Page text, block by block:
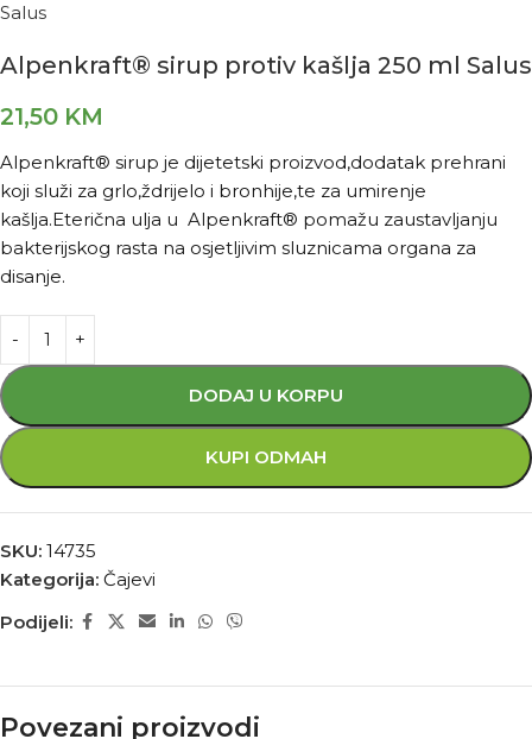
Salus
Alpenkraft® sirup protiv kašlja 250 ml Salus
21,50 KM
Alpenkraft® sirup je dijetetski proizvod,dodatak prehrani
koji služi za grlo,ždrijelo i bronhije,te za umirenje
kašlja.Eterična ulja u Alpenkraft® pomažu zaustavljanju
bakterijskog rasta na osjetljivim sluznicama organa za
disanje.
DODAJ U KORPU
KUPI ODMAH
SKU: 14735
Kategorija: Čajevi
Podijeli:
Povezani proizvodi